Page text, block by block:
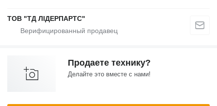
ТОВ "ТД ЛІДЕРПАРТС"
Продаете технику?
Делайте это вместе с нами!